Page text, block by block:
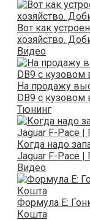
Вот как
хозяйство.
Видео
На продажу
DB9 с кузовом
Тюнинг
Когда надо
Jaguar F-Pace
Видео
Формула E:
Кошта